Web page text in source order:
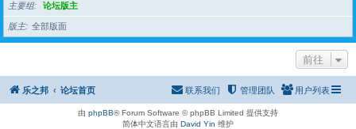
主要组 论坛版主
版主 全部版面
前往
乐之邦 论坛首页 用户列表
管理团队
联系我们
由 phpBB® Forum Software © phpBB Limited 提供支持
简体中文语言由 David Yin 维护